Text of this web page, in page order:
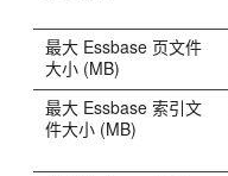
最大 Essbase 页文件
大小 (MB)
最大 Essbase 索引文
件大小 (MB)